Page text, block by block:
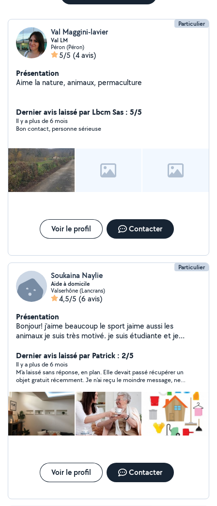
Particulier
Val Maggini-lavier
Val LM
Péron (Péron)
5/5 (4 avis)
Présentation
Aime la nature, animaux, permaculture
Dernier avis laissé par Lbcm Sas : 5/5
Il y a plus de 6 mois
Bon contact, personne sérieuse
Voir le profil Contacter
Particulier
Soukaina Naylie
Aide à domicile
Valserhône (Lancrans)
4,5/5 (6 avis)
Présentation
Bonjour! j'aime beaucoup le sport jaime aussi les
animaux je suis très motivé. je suis étudiante et je
livré dès courses,garde d'animaux ou autre tout ça afin
de financer mes études.
Dernier avis laissé par Patrick : 2/5
Il y a plus de 6 mois
M'a laissé sans réponse, en plan. Elle devait passé récupérer un
objet gratuit récemment. Je n'ai reçu le moindre message, ne
l'on me fasse perdre mon temps. Je n'ai rien de particulier à
rajouter, si ce n'est qu'il semble que certaines personnes n'ont
pas beaucoup de savoir vivre. On en rencontre quelques une
sur ce genre de site.
Voir le profil Contacter